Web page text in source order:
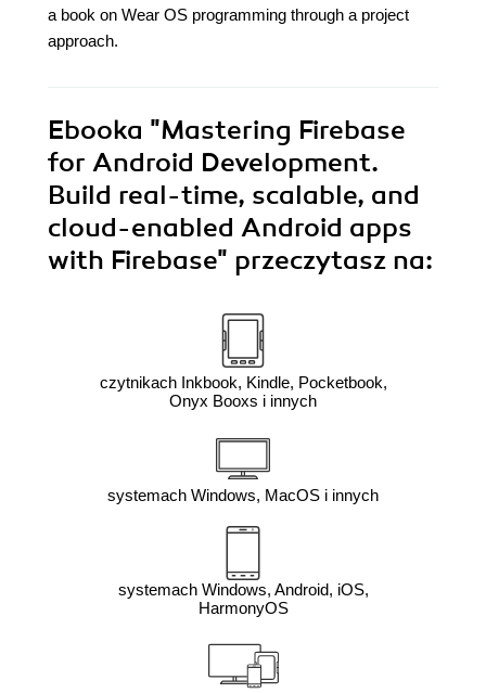
a book on Wear OS programming through a project
approach.
Ebooka "Mastering Firebase
for Android Development.
Build real-time, scalable, and
cloud-enabled Android apps
with Firebase" przeczytasz na:
czytnikach Inkbook, Kindle, Pocketbook,
Onyx Booxs i innych
systemach Windows, MacOS i innych
systemach Windows, Android, iOS,
HarmonyOS